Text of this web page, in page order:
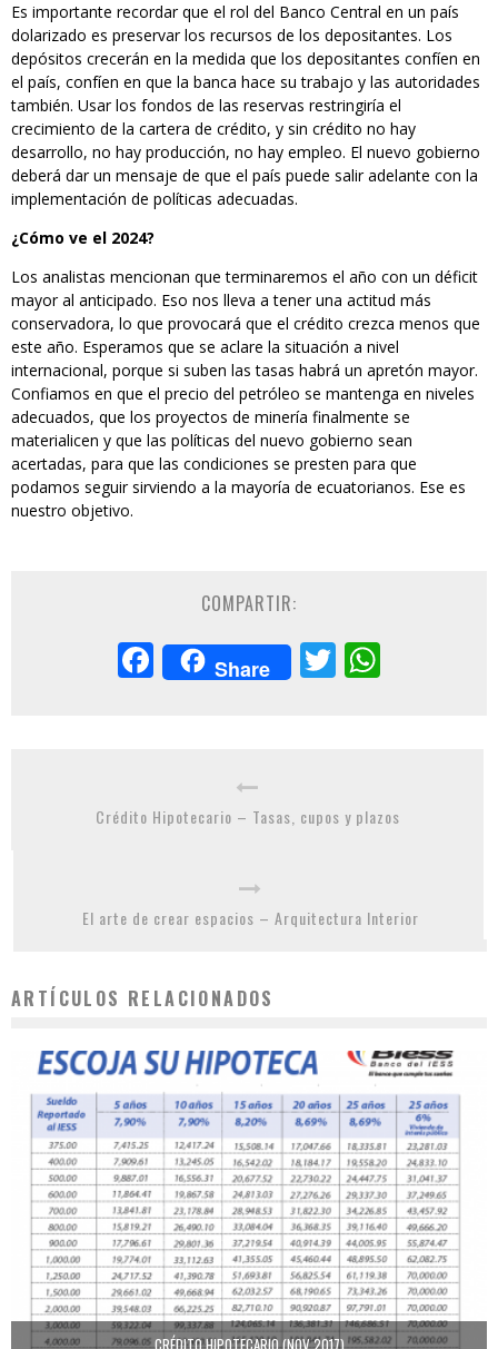
Es importante recordar que el rol del Banco Central en un país
dolarizado es preservar los recursos de los depositantes. Los
depósitos crecerán en la medida que los depositantes confíen en
el país, confíen en que la banca hace su trabajo y las autoridades
también. Usar los fondos de las reservas restringiría el
crecimiento de la cartera de crédito, y sin crédito no hay
desarrollo, no hay producción, no hay empleo. El nuevo gobierno
deberá dar un mensaje de que el país puede salir adelante con la
implementación de políticas adecuadas.
¿Cómo ve el 2024?
Los analistas mencionan que terminaremos el año con un déficit
mayor al anticipado. Eso nos lleva a tener una actitud más
conservadora, lo que provocará que el crédito crezca menos que
este año. Esperamos que se aclare la situación a nivel
internacional, porque si suben las tasas habrá un apretón mayor.
Confiamos en que el precio del petróleo se mantenga en niveles
adecuados, que los proyectos de minería finalmente se
materialicen y que las políticas del nuevo gobierno sean
acertadas, para que las condiciones se presten para que
podamos seguir sirviendo a la mayoría de ecuatorianos. Ese es
nuestro objetivo.
COMPARTIR:
Facebook
Share Twitter
Crédito Hipotecario – Tasas, cupos y plazos
El arte de crear espacios – Arquitectura Interior
ARTÍCULOS RELACIONADOS